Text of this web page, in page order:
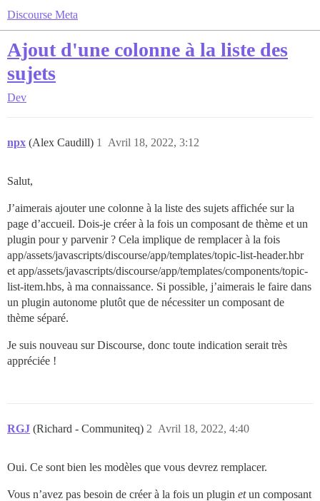
Discourse Meta
Ajout d'une colonne à la liste des
sujets
Dev
npx (Alex Caudill) Avril 18, 2022, 3:12
1
Salut,
J’aimerais ajouter une colonne à la liste des sujets affichée sur la
page d’accueil. Dois-je créer à la fois un composant de thème et un
plugin pour y parvenir ? Cela implique de remplacer à la fois
app/assets/javascripts/discourse/app/templates/topic-list-header.hbr
et app/assets/javascripts/discourse/app/templates/components/topic-
list-item.hbs, à ma connaissance. Si possible, j’aimerais le faire dans
un plugin autonome plutôt que de nécessiter un composant de
thème séparé.
Je suis nouveau sur Discourse, donc toute indication serait très
appréciée !
RGJ (Richard - Communiteq) Avril 18, 2022, 4:40
2
Oui. Ce sont bien les modèles que vous devrez remplacer.
Vous n’avez pas besoin de créer à la fois un plugin etun composant